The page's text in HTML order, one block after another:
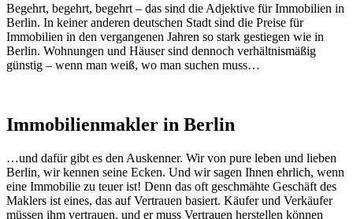
Begehrt, begehrt, begehrt – das sind die Adjektive für Immobilien in
Berlin. In keiner anderen deutschen Stadt sind die Preise für
Immobilien in den vergangenen Jahren so stark gestiegen wie in
Berlin. Wohnungen und Häuser sind dennoch verhältnismäßig
günstig – wenn man weiß, wo man suchen muss…
Immobilienmakler in Berlin
…und dafür gibt es den Auskenner. Wir von pure leben und lieben
Berlin, wir kennen seine Ecken. Und wir sagen Ihnen ehrlich, wenn
eine Immobilie zu teuer ist! Denn das oft geschmähte Geschäft des
Maklers ist eines, das auf Vertrauen basiert. Käufer und Verkäufer
müssen ihm vertrauen, und er muss Vertrauen herstellen können